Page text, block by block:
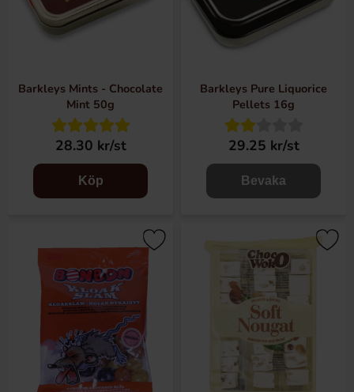
Barkleys Mints - Chocolate
Mint 50g
28.30 kr/st
Köp
Barkleys Pure Liquorice
Pellets 16g
29.25 kr/st
Bevaka